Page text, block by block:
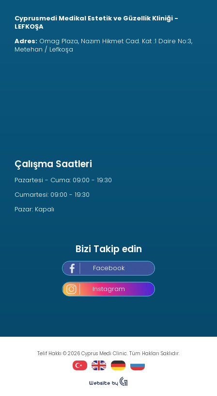
Cyprusmedi Medikal Estetik ve Güzellik Kliniği -
LEFKOŞA
Adres: Omag Plaza, Nazım Hikmet Cad. Kat :1 Daire No:3,
Metehan / Lefkoşa
Çalışma Saatleri
Pazartesi - Cuma: 09:00 - 19:30
Cumartesi: 09:00 - 19:30
Pazar: Kapalı
Bizi Takip edin
Facebook
Instagram
Telif Hakkı © 2026 Cyprus Medi Clinic. Tüm Hakları Saklıdır.